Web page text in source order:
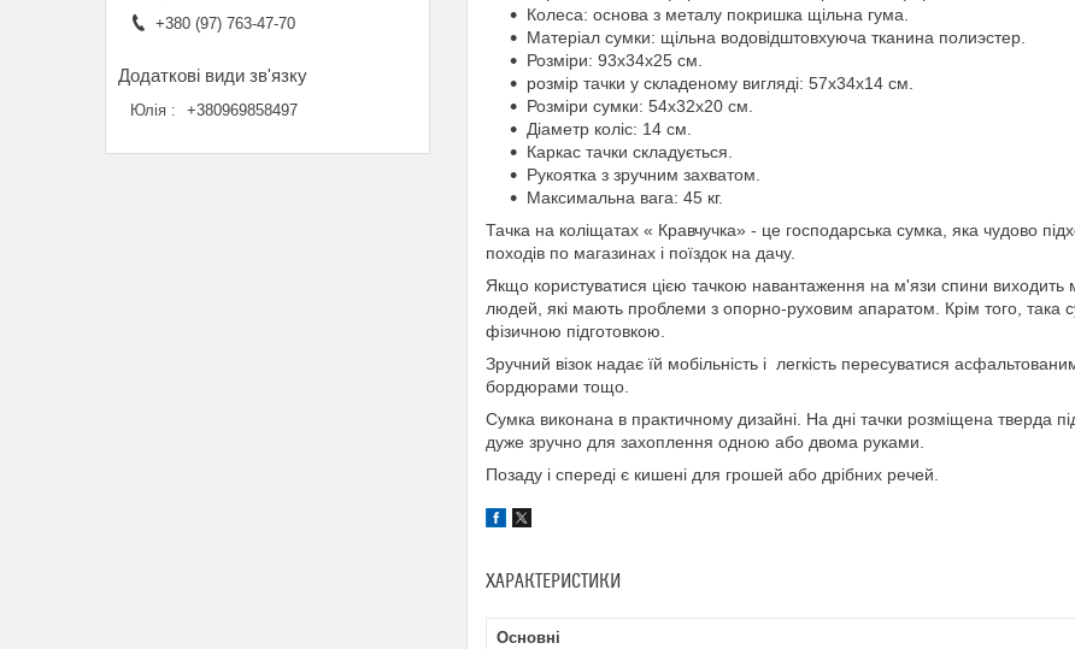
Колеса: основа з металу покришка щільна гума.
Матеріал сумки: щільна водовідштовхуюча тканина полиэстер.
Розміри: 93х34х25 см.
розмір тачки у складеному вигляді: 57х34х14 см.
Розміри сумки: 54х32х20 см.
Діаметр коліс: 14 см.
Каркас тачки складується.
Рукоятка з зручним захватом.
Максимальна вага: 45 кг.
Тачка на коліщатах « Кравчучка» - це господарська сумка, яка чудово
походів по магазинах і поїздок на дачу.
Якщо користуватися цією тачкою навантаження на м'язи спини виходить
людей, які мають проблеми з опорно-руховим апаратом. Крім того, така
фізичною підготовкою.
Зручний візок надає їй мобільність і легкість пересуватися
бордюрами тощо.
Сумка виконана в практичному дизайні. На дні тачки розміщена тверда
дуже зручно для захоплення одною або двома руками.
Позаду і спереді є кишені для грошей або дрібних речей.
ХАРАКТЕРИСТИКИ
Основні
+380 (97) 763-47-70
Юлія +380969858497